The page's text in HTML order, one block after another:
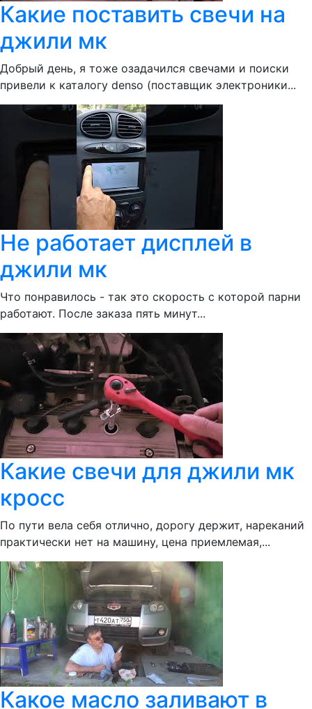
Какие поставить свечи на
джили мк
Добрый день, я тоже озадачился свечами и поиски
привели к каталогу denso (поставщик электроники...
Не работает дисплей в
джили мк
Что понравилось - так это скорость с которой парни
работают. После заказа пять минут...
Какие свечи для джили мк
кросс
По пути вела себя отлично, дорогу держит, нареканий
практически нет на машину, цена приемлемая,...
Какое масло заливают в